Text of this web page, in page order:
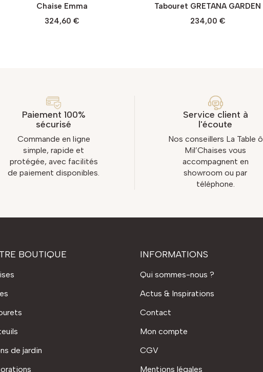
Chaise "YSIS"
199,60 €
BOY
150,00 €
Paiement 100%
sécurisé
Commande en ligne
simple, rapide et
protégée, avec facilités
de paiement disponibles.
Service client à
l'écoute
Nos conseillers La Table ô
Mil’Chaises vous
accompagnent en
showroom ou par
téléphone.
BOUTIQUE
de jardin
INFORMATIONS
Qui sommes-nous ?
Actus & Inspirations
Contact
Mon compte
CGV
Mentions légales